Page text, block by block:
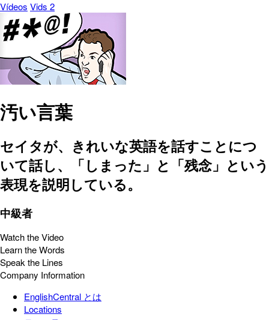
Vídeos Vids 2
汚い言葉
セイタが、きれいな英語を話すことにつ
いて話し、「しまった」と「残念」という
表現を説明している。
中級者
Watch the Video
Learn the Words
Speak the Lines
Company Information
EnglishCentral とは
Locations